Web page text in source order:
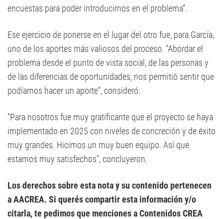
encuestas para poder introducirnos en el problema”.
Ese ejercicio de ponerse en el lugar del otro fue, para García,
uno de los aportes más valiosos del proceso. “Abordar el
problema desde el punto de vista social, de las personas y
de las diferencias de oportunidades, nos permitió sentir que
podíamos hacer un aporte”, consideró.
“Para nosotros fue muy gratificante que el proyecto se haya
implementado en 2025 con niveles de concreción y de éxito
muy grandes. Hicimos un muy buen equipo. Así que
estamos muy satisfechos”, concluyeron.
Los derechos sobre esta nota y su contenido pertenecen
a AACREA. Si querés compartir esta información y/o
citarla, te pedimos que menciones a Contenidos CREA